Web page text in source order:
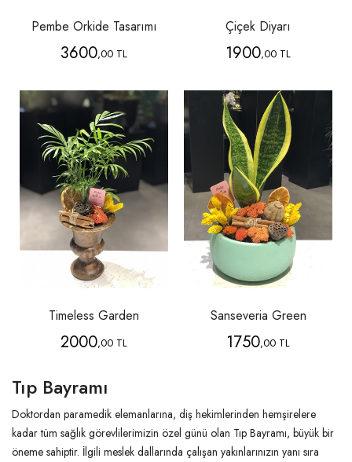
Pembe Orkide Tasarımı
3600,00 TL
Çiçek Diyarı
1900,00 TL
Timeless Garden
2000,00 TL
Sanseveria Green
1750,00 TL
Tıp Bayramı
Doktordan paramedik elemanlarına, diş hekimlerinden hemşirelere
kadar tüm sağlık görevlilerimizin özel günü olan Tıp Bayramı, büyük bir
öneme sahiptir. İlgili meslek dallarında çalışan yakınlarınızın yanı sıra